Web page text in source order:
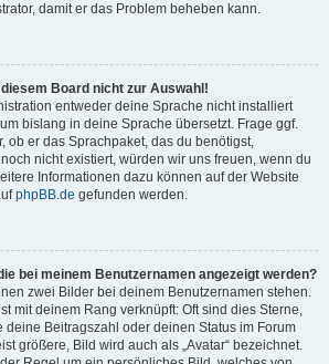
damit er das Problem beheben kann.
Board nicht zur Auswahl!
entweder deine Sprache nicht installiert
bislang in deine Sprache übersetzt. Frage ggf.
ob er das Sprachpaket, das du benötigst,
nicht existiert, würden wir uns freuen, wenn du
Informationen dazu können auf der Website
phpBB.de gefunden werden.
bei meinem Benutzernamen angezeigt werden?
zwei Bilder bei deinem Benutzernamen stehen.
mit deinem Rang verknüpft: Oft sind dies Sterne,
deine Beitragszahl oder deinen Status im Forum
größere, Bild wird auch als „Avatar“ bezeichnet.